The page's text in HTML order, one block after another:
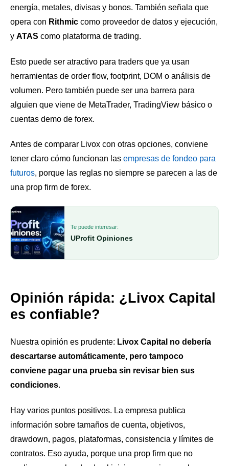
energía, metales, divisas y bonos. También señala que
opera con Rithmic como proveedor de datos y ejecución,
y ATAS como plataforma de trading.
Esto puede ser atractivo para traders que ya usan
herramientas de order flow, footprint, DOM o análisis de
volumen. Pero también puede ser una barrera para
alguien que viene de MetaTrader, TradingView básico o
cuentas demo de forex.
Antes de comparar Livox con otras opciones, conviene
tener claro cómo funcionan las empresas de fondeo para
futuros, porque las reglas no siempre se parecen a las de
una prop firm de forex.
Te puede interesar:
UProfit Opiniones
Opinión rápida: ¿Livox Capital
es confiable?
Nuestra opinión es prudente: Livox Capital no debería
descartarse automáticamente, pero tampoco
conviene pagar una prueba sin revisar bien sus
condiciones.
Hay varios puntos positivos. La empresa publica
información sobre tamaños de cuenta, objetivos,
drawdown, pagos, plataformas, consistencia y límites de
contratos. Eso ayuda, porque una prop firm que no